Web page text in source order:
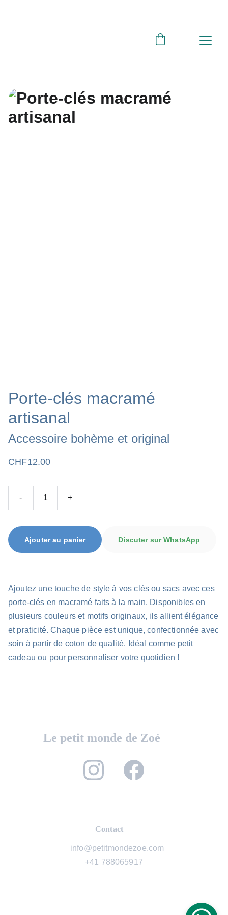
Porte-clés macramé
artisanal
Accessoire bohème et original
CHF12.00
- +
Ajouter au panier Discuter sur WhatsApp
Ajoutez une touche de style à vos clés ou sacs avec ces
porte-clés en macramé faits à la main. Disponibles en
plusieurs couleurs et motifs originaux, ils allient élégance
et praticité. Chaque pièce est unique, confectionnée avec
soin à partir de coton de qualité. Idéal comme petit
cadeau ou pour personnaliser votre quotidien !
Le petit monde de Zoé
Contact
   info@petitmondezoe.com
+41 788065917